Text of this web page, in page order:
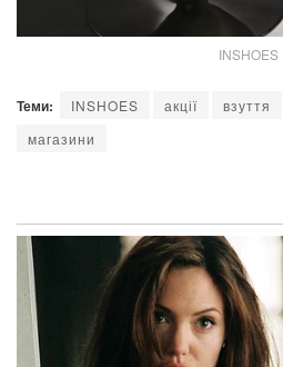
INSHOES
Теми: INSHOES акції взуття
магазини